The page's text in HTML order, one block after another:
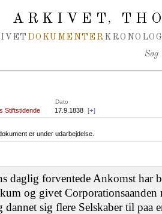
ARKIVET,
DOKUMENTER
Søg
Dato
Stiftstidende 17.9.1838 [+]
er under udarbejdelse.
daglig forventede Ankomst har
og givet
dannet sig flere Selskaber til paa